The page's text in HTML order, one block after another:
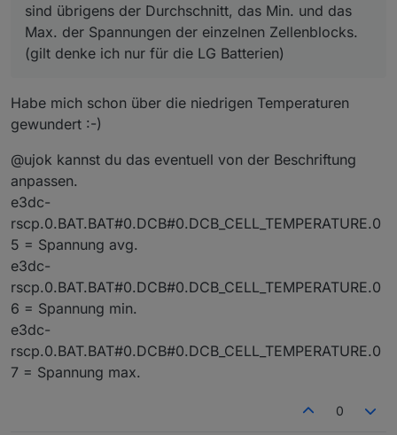
Wenn man aus Min. und Max. das Delta überwacht, hat
man einen super Indikator für die qualitative
Veränderung der Akkus.
Wenn es das Batteriemanagement nicht mehr schafft das
überdurchschnittlich (letzte Zeile).
sind übrigens der Durchschnitt, das Min. und das
Max. der Spannungen der einzelnen Zellenblocks.
(gilt denke ich nur für die LG Batterien)
Habe mich schon über die niedrigen Temperaturen
gewundert :-)
@ujok kannst du das eventuell von der Beschriftung
anpassen.
e3dc-
rscp.0.BAT.BAT#0.DCB#0.DCB_CELL_TEMPERATURE.0
5 = Spannung avg.
e3dc-
rscp.0.BAT.BAT#0.DCB#0.DCB_CELL_TEMPERATURE.0
6 = Spannung min.
e3dc-
rscp.0.BAT.BAT#0.DCB#0.DCB_CELL_TEMPERATURE.0
7 = Spannung max.
0